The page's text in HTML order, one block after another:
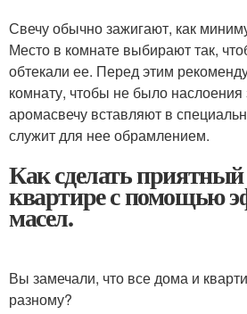
Свечу обычно зажигают, как
Место в комнате выбирают так,
обтекали ее. Перед этим
комнату, чтобы не было
аромасвечу вставляют в
служит для нее обрамлением.
Как сделать приятный
квартире с помощью
масел.
Вы замечали, что все дома и
разному?